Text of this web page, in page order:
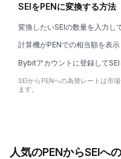
SEIをPENに変換する方法
変換したいSEIの数量を入力し
計算機がPENでの相当額を表
Bybitアカウントに登録して
SEIからPENへの為替レートは市
ます。
人気のPENからSEIへ